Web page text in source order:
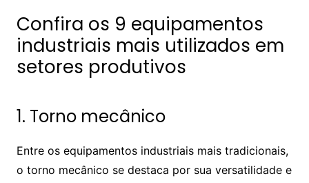
Confira os 9 equipamentos
industriais mais utilizados em
setores produtivos
1. Torno mecânico
Entre os equipamentos industriais mais tradicionais,
o torno mecânico se destaca por sua versatilidade e